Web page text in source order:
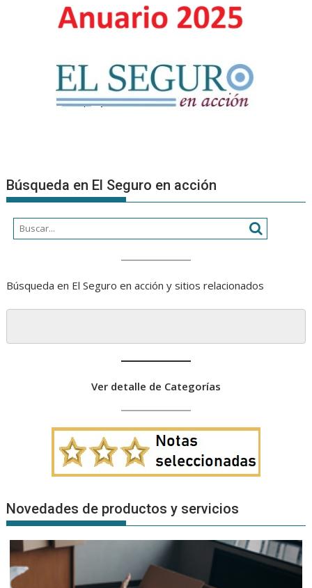
Búsqueda en El Seguro en acción
Búsqueda en El Seguro en acción y sitios relacionados
Ver detalle de Categorías
Novedades de productos y servicios